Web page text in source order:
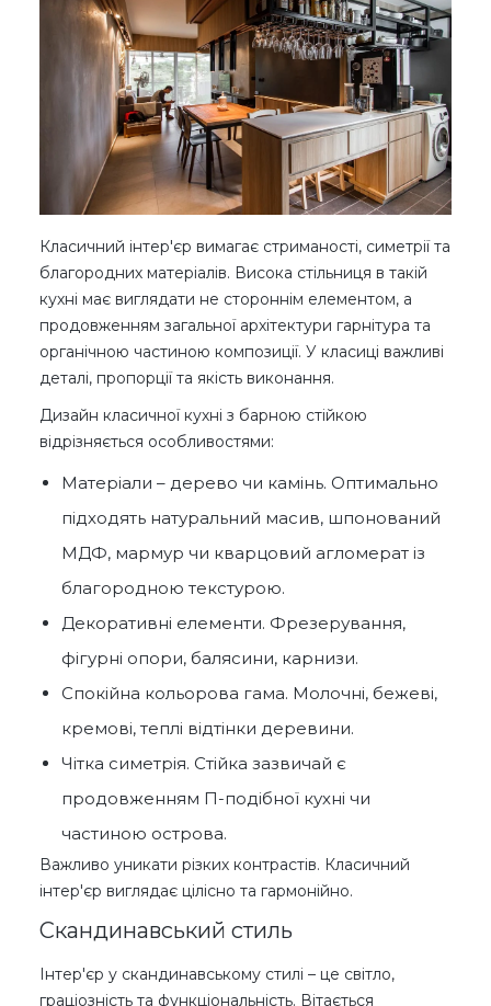
Класичний інтер'єр вимагає стриманості, симетрії та
благородних матеріалів. Висока стільниця в такій
кухні має виглядати не стороннім елементом, а
продовженням загальної архітектури гарнітура та
органічною частиною композиції. У класиці важливі
деталі, пропорції та якість виконання.
Дизайн класичної кухні з барною стійкою
відрізняється особливостями:
Матеріали – дерево чи камінь. Оптимально
підходять натуральний масив, шпонований
МДФ, мармур чи кварцовий агломерат із
благородною текстурою.
Декоративні елементи. Фрезерування,
фігурні опори, балясини, карнизи.
Спокійна кольорова гама. Молочні, бежеві,
кремові, теплі відтінки деревини.
Чітка симетрія. Стійка зазвичай є
продовженням П-подібної кухні чи
частиною острова.
Важливо уникати різких контрастів. Класичний
інтер'єр виглядає цілісно та гармонійно.
Скандинавський стиль
Інтер'єр у скандинавському стилі – це світло,
граціозність та функціональність. Вітається